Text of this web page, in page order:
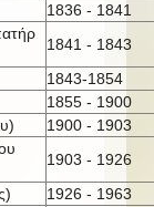
1836 - 1841
1841 - 1843
1843-1854
1855 - 1900
1900 - 1903
1903 - 1926
1926 - 1963